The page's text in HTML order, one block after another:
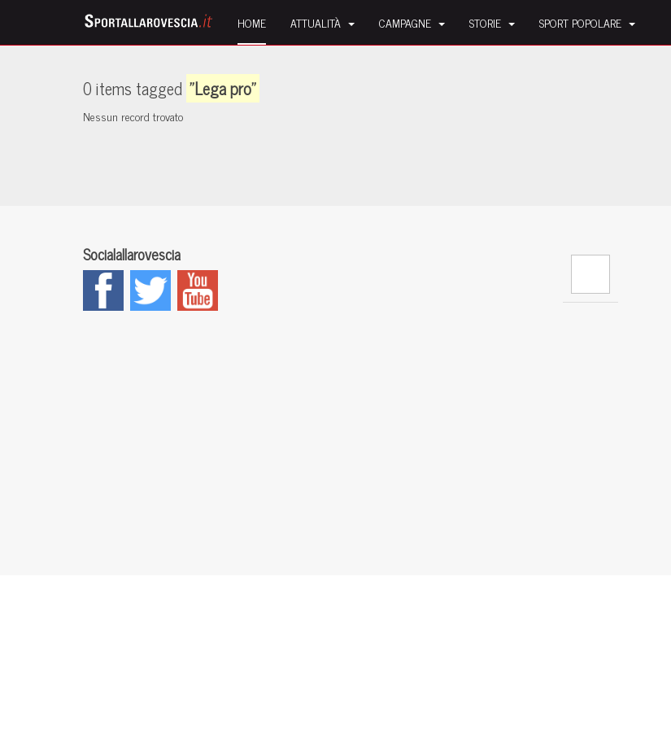
HOME ATTUALITÀ CAMPAGNE STORIE SPORT POPOLARE
0 items tagged "Lega pro"
Nessun record trovato
Socialallarovescia